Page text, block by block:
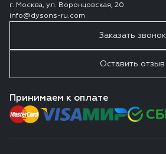
г. Москва, ул. Воронцовская, 20
info@dysons-ru.com
Заказать звонок
Оставить отзыв
Принимаем к оплате